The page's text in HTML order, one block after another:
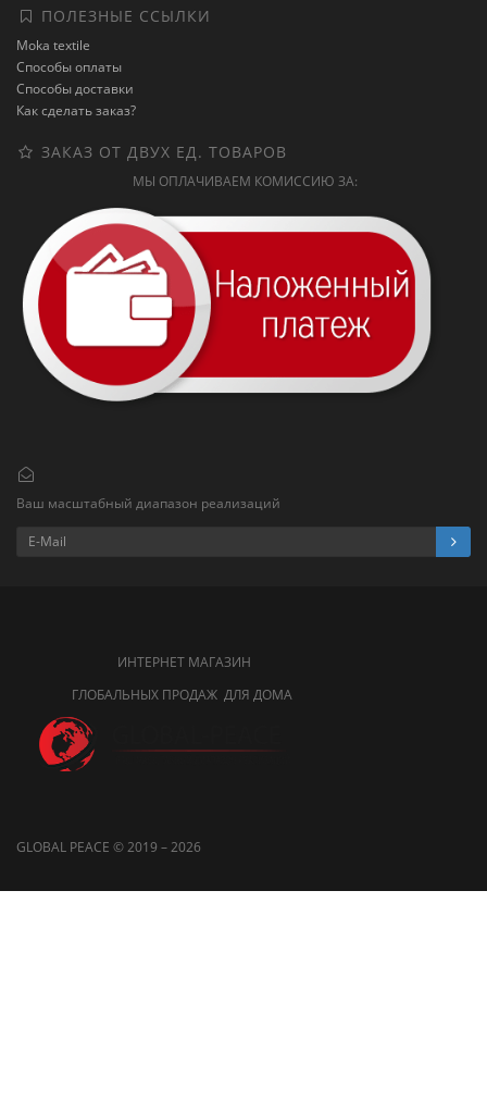
ПОЛЕЗНЫЕ ССЫЛКИ
Moka textile
Способы оплаты
Способы доставки
Как сделать заказ?
ЗАКАЗ ОТ ДВУХ ЕД. ТОВАРОВ
МЫ ОПЛАЧИВАЕМ КОМИССИЮ ЗА:
Ваш масштабный диапазон реализаций
ИНТЕРНЕТ МАГАЗИН
ГЛОБАЛЬНЫХ ПРОДАЖ ДЛЯ ДОМА
GLOBAL PEACE © 2019 – 2026